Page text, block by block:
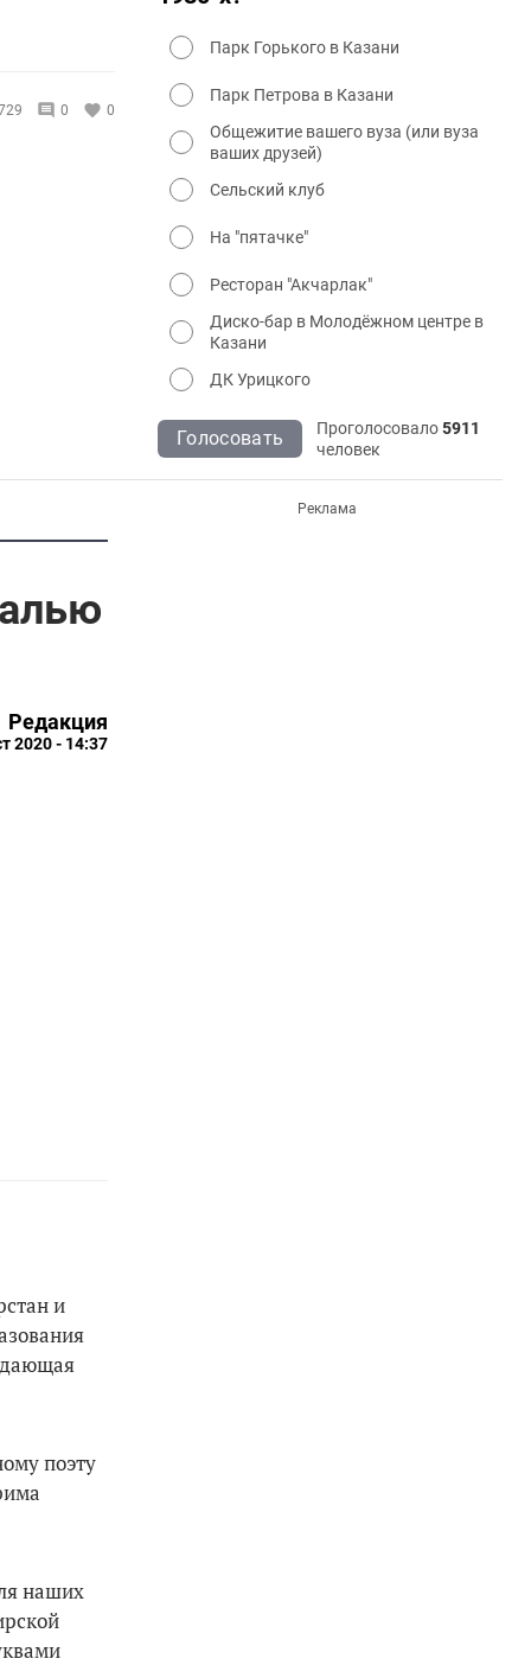
0 0
Парк Горького в Казани
Парк Петрова в Казани
Общежитие вашего вуза (или вуза
ваших друзей)
Сельский клуб
На "пятачке"
Ресторан "Акчарлак"
Диско-бар в Молодёжном центре в
Казани
ДК Урицкого
Голосовать Проголосовало5911
человек
Редакция
2020 - 14:37
и
поэту
наших
Реклама